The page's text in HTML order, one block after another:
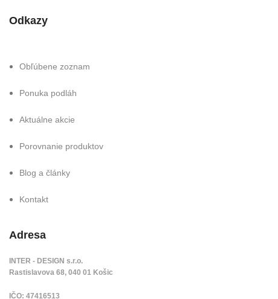
Odkazy
Obľúbene zoznam
Ponuka podláh
Aktuálne akcie
Porovnanie produktov
Blog a články
Kontakt
Adresa
INTER - DESIGN s.r.o.
Rastislavova 68, 040 01 Košic
IČO: 47416513